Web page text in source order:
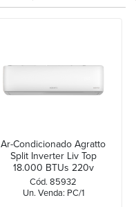
Ar-Condicionado Agratto
Split Inverter Liv Top
18.000 BTUs 220v
Cód. 85932
Un. Venda: PC/1